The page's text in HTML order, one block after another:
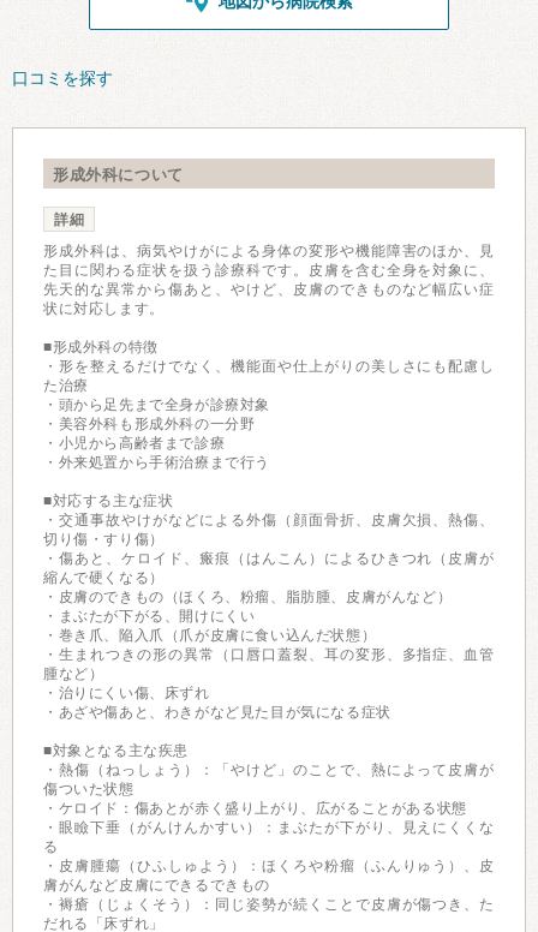
口コミを探す
形成外科について
詳細
形成外科は、病気やけがによる身体の変形や機能障害のほか、見
た目に関わる症状を扱う診療科です。皮膚を含む全身を対象に、
先天的な異常から傷あと、やけど、皮膚のできものなど幅広い症
状に対応します。
■形成外科の特徴
・形を整えるだけでなく、機能面や仕上がりの美しさにも配慮し
た治療
・頭から足先まで全身が診療対象
・美容外科も形成外科の一分野
・小児から高齢者まで診療
・外来処置から手術治療まで行う
■対応する主な症状
・交通事故やけがなどによる外傷（顔面骨折、皮膚欠損、熱傷、
切り傷・すり傷）
・傷あと、ケロイド、瘢痕（はんこん）によるひきつれ（皮膚が
縮んで硬くなる）
・皮膚のできもの（ほくろ、粉瘤、脂肪腫、皮膚がんなど）
・まぶたが下がる、開けにくい
・巻き爪、陥入爪（爪が皮膚に食い込んだ状態）
・生まれつきの形の異常（口唇口蓋裂、耳の変形、多指症、血管
腫など）
・治りにくい傷、床ずれ
・あざや傷あと、わきがなど見た目が気になる症状
■対象となる主な疾患
・熱傷（ねっしょう）：「やけど」のことで、熱によって皮膚が
傷ついた状態
・ケロイド：傷あとが赤く盛り上がり、広がることがある状態
・眼瞼下垂（がんけんかすい）：まぶたが下がり、見えにくくな
る
・皮膚腫瘍（ひふしゅよう）：ほくろや粉瘤（ふんりゅう）、皮
膚がんなど皮膚にできるできもの
・褥瘡（じょくそう）：同じ姿勢が続くことで皮膚が傷つき、た
だれる「床ずれ」